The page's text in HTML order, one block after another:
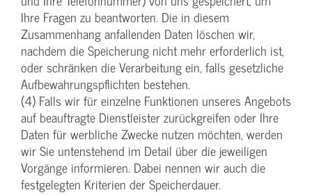
Ihre Fragen zu beantworten. Die in diesem
Zusammenhang anfallenden Daten löschen wir,
nachdem die Speicherung nicht mehr erforderlich ist,
oder schränken die Verarbeitung ein, falls gesetzliche
Aufbewahrungspflichten bestehen.
(4) Falls wir für einzelne Funktionen unseres Angebots
auf beauftragte Dienstleister zurückgreifen oder Ihre
Daten für werbliche Zwecke nutzen möchten, werden
wir Sie untenstehend im Detail über die jeweiligen
Vorgänge informieren. Dabei nennen wir auch die
festgelegten Kriterien der Speicherdauer.